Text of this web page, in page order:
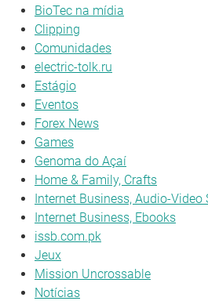
BioTec na mídia
Clipping
Comunidades
electric-tolk.ru
Estágio
Eventos
Forex News
Games
Genoma do Açaí
Home & Family, Crafts
Internet Business, Audio-Video
Internet Business, Ebooks
issb.com.pk
Jeux
Mission Uncrossable
Notícias